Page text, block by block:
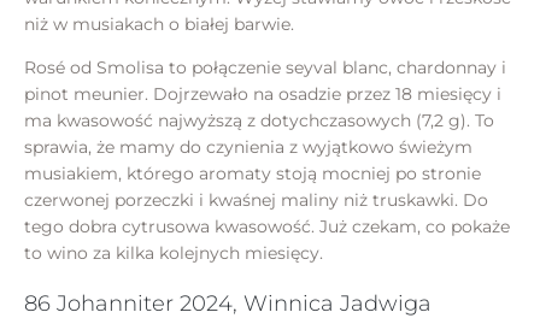
niż w musiakach o białej barwie.
Rosé od Smolisa to połączenie seyval blanc, chardonnay i
pinot meunier. Dojrzewało na osadzie przez 18 miesięcy i
ma kwasowość najwyższą z dotychczasowych (7,2 g). To
sprawia, że mamy do czynienia z wyjątkowo świeżym
musiakiem, którego aromaty stoją mocniej po stronie
czerwonej porzeczki i kwaśnej maliny niż truskawki. Do
tego dobra cytrusowa kwasowość. Już czekam, co pokaże
to wino za kilka kolejnych miesięcy.
86 Johanniter 2024, Winnica Jadwiga